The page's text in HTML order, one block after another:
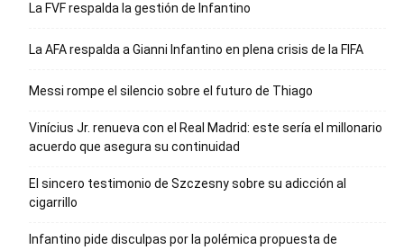
La FVF respalda la gestión de Infantino
La AFA respalda a Gianni Infantino en plena crisis de la FIFA
Messi rompe el silencio sobre el futuro de Thiago
Vinícius Jr. renueva con el Real Madrid: este sería el millonario
acuerdo que asegura su continuidad
El sincero testimonio de Szczesny sobre su adicción al
cigarrillo
Infantino pide disculpas por la polémica propuesta de